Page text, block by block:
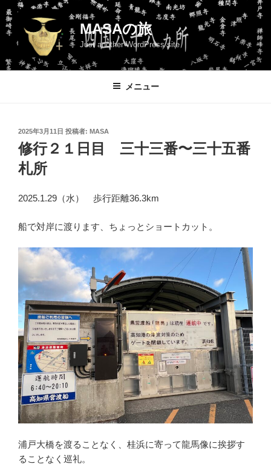
ン
テ
ツ
MASAの旅
Just another WordPress site
メニュー
投
稿
日:
2025年3月11日 投稿者: MASA
修行２１日目 三十三番〜三十五番
札所
2025.1.29（水） 歩行距離36.3km
船で対岸に渡ります、ちょっとショートカット。
浦戸大橋を渡ることなく、桂浜に寄って龍馬像に挨拶す
ることなく巡礼。